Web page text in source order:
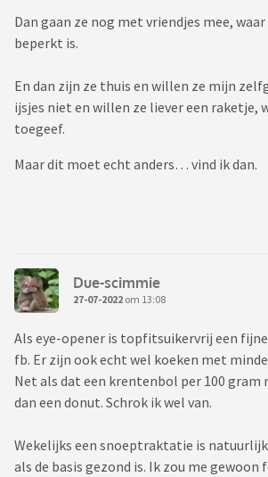
Dan gaan ze nog met vriendjes mee,
beperkt is.
En dan zijn ze thuis en willen ze mijn
ijsjes niet en willen ze liever een raketje,
toegeef.
Maar dit moet echt anders… vind ik dan.
Due-scimmie
27-07-2022 om 13:08
Als eye-opener is topfitsuikervrij een
fb. Er zijn ook echt wel koeken met
Net als dat een krentenbol per 100 gram
dan een donut. Schrok ik wel van.
Wekelijks een snoeptraktatie is
als de basis gezond is. Ik zou me gewoon